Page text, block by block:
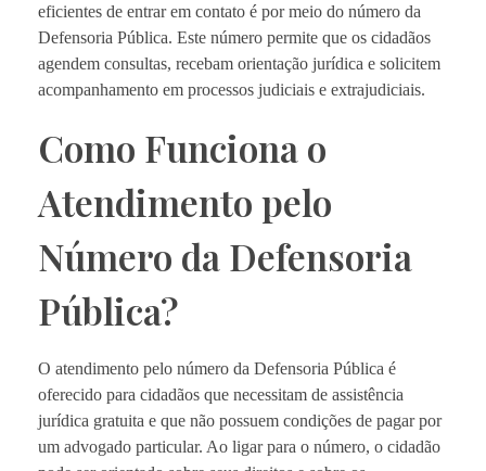
eficientes de entrar em contato é por meio do número da
Defensoria Pública. Este número permite que os cidadãos
agendem consultas, recebam orientação jurídica e solicitem
acompanhamento em processos judiciais e extrajudiciais.
Como Funciona o
Atendimento pelo
Número da Defensoria
Pública?
O atendimento pelo número da Defensoria Pública é
oferecido para cidadãos que necessitam de assistência
jurídica gratuita e que não possuem condições de pagar por
um advogado particular. Ao ligar para o número, o cidadão